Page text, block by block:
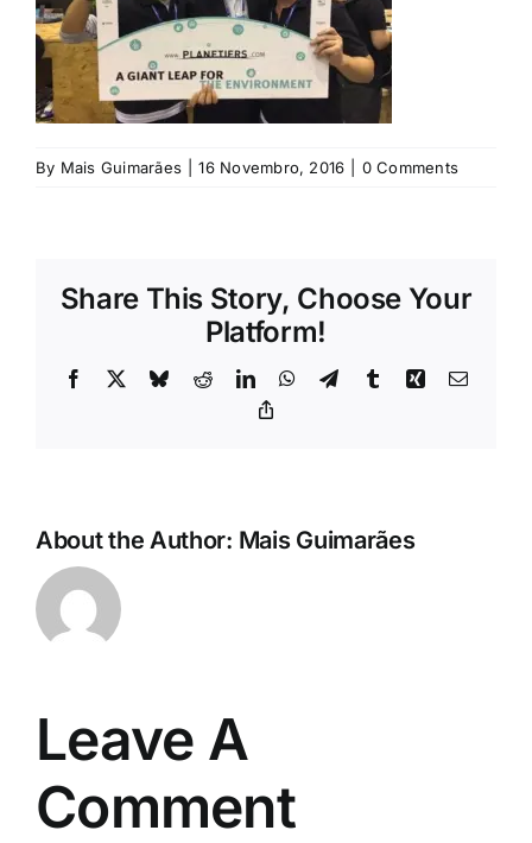
Rubricas
Jornal
Revista
By Mais Guimarães 16 Novembro, 2016 0 Comments
Share This Story, Choose Your
Platform!
Facebook BlueskyRedditLinkedInWhatsApp
TelegramTumblrXing Email
About the Author: Mais Guimarães
Leave A
Comment